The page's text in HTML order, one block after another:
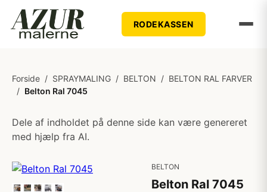
RODEKASSEN
Forside / SPRAYMALING / BELTON / BELTON RAL FARVER
/ Belton Ral 7045
Dele af indholdet på denne side kan være genereret
med hjælp fra AI.
BELTON
Belton Ral 7045